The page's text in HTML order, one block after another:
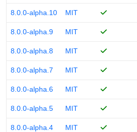
8.0.0-alpha.10 MIT
8.0.0-alpha.9 MIT
8.0.0-alpha.8 MIT
8.0.0-alpha.7 MIT
8.0.0-alpha.6 MIT
8.0.0-alpha.5 MIT
8.0.0-alpha.4 MIT